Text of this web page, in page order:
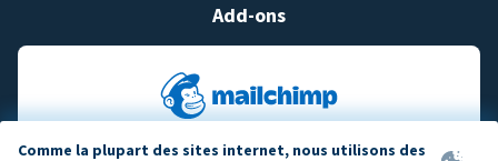
Add-ons
Comme la plupart des sites internet, nous utilisons des